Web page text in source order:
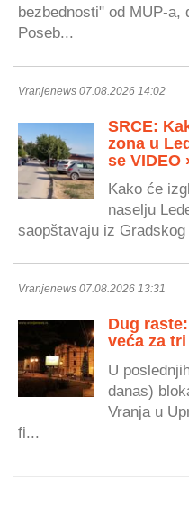
bezbednosti" od MUP-a,
Poseb...
Vranjenews 07.08.2026 14:02
SRCE:
zona u
se VIDEO
Kako će
naselju
saopštavaju iz
Vranjenews 07.08.2026 13:31
Dug
veća za
U
danas)
Vranja u
fi...